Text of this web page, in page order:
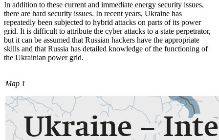
In addition to these current and immediate energy security issues,
there are hard security issues. In recent years, Ukraine has
repeatedly been subjected to hybrid attacks on parts of its power
grid. It is difficult to attribute the cyber attacks to a state per­pe­trator,
but it can be assumed that Russian hackers have the appropriate
skills and that Russia has detailed knowledge of the func­tioning of
the Ukrainian power grid.
Map 1